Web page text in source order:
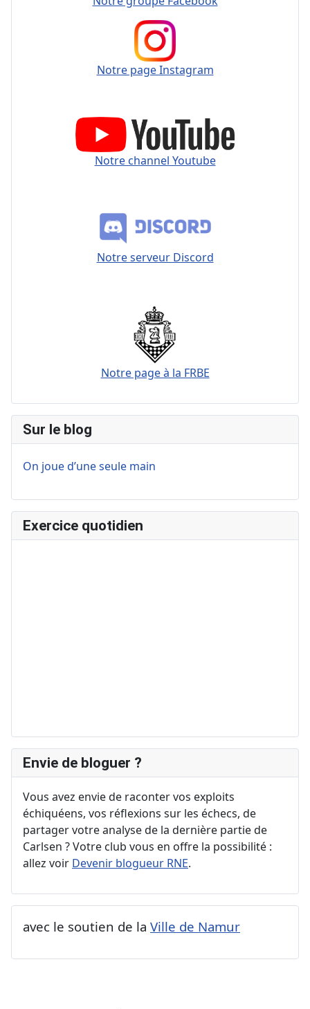
Notre page Instagram
Notre channel Youtube
Notre serveur Discord
Notre page à la FRBE
Sur le blog
On joue d’une seule main
Exercice quotidien
Envie de bloguer ?
Vous avez envie de raconter vos exploits
échiquéens, vos réflexions sur les échecs, de
partager votre analyse de la dernière partie de
Carlsen ? Votre club vous en offre la possibilité :
allez voir Devenir blogueur RNE.
avec le soutien de la Ville de Namur